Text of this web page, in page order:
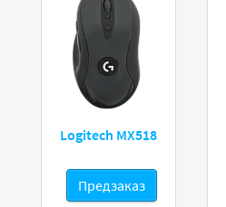
Logitech MX518
Предзаказ